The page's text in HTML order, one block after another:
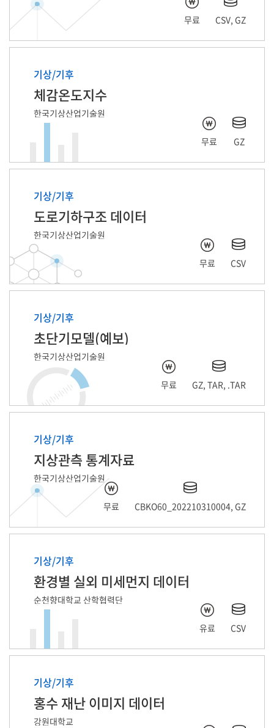
무료 CSV, GZ
기상/기후
체감온도지수
한국기상산업기술원
무료 GZ
기상/기후
도로기하구조 데이터
한국기상산업기술원
무료 CSV
기상/기후
초단기모델(예보)
한국기상산업기술원
무료 GZ, TAR, .TAR
기상/기후
지상관측 통계자료
한국기상산업기술원
무료 CBKO60_202210310004, GZ
기상/기후
환경별 실외 미세먼지 데이터
순천향대학교 산학협력단
유료 CSV
기상/기후
홍수 재난 이미지 데이터
강원대학교